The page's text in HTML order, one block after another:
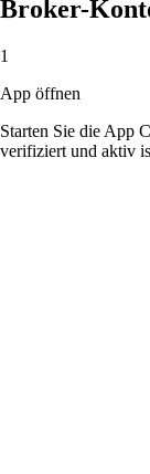
Broker-
1
App öffnen
Starten Sie die App
verifiziert und aktiv